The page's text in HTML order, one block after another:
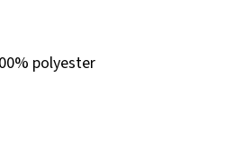
polyester